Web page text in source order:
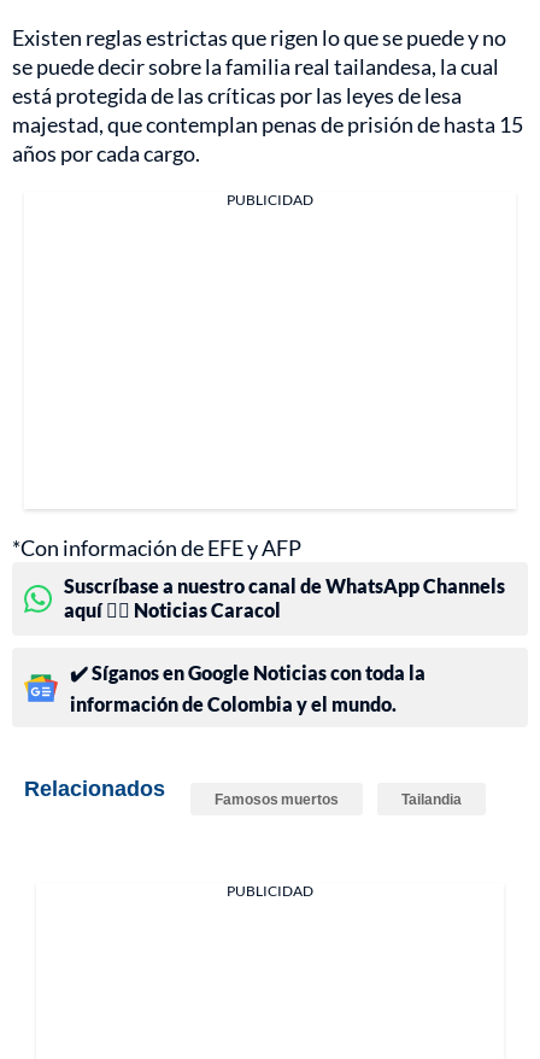
Existen reglas estrictas que rigen lo que se puede y no
se puede decir sobre la familia real tailandesa, la cual
está protegida de las críticas por las leyes de lesa
majestad, que contemplan penas de prisión de hasta 15
años por cada cargo.
PUBLICIDAD
*Con información de EFE y AFP
Suscríbase a nuestro canal de WhatsApp Channels
aquí 👉🏻 Noticias Caracol
✔️ Síganos en Google Noticias con toda la
información de Colombia y el mundo.
Relacionados Famosos muertos Tailandia
PUBLICIDAD